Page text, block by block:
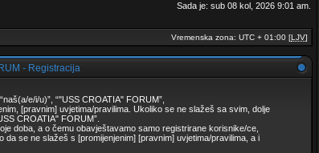
Sada je: sub 08 kol, 2026 9:01 am.
Vremenska zona: UTC + 01:00 [LJV]
- Registracija
e/i/u)”, “"USS CROATIA" FORUM”,
[pravnim] uvjetima/pravilima. Ukoliko se ne slažeš sa svim, dolje
CROATIA" FORUM”.
doba, a o čemu obavještavamo samo registrirane korisnike/ce,
se ne slažeš s [promijenjenim] [pravnim] uvjetima/pravilima, a i